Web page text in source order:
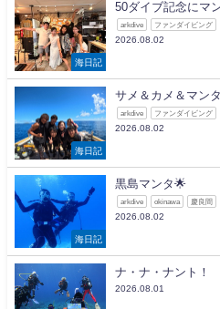
海日記
50ダイブ記念にマ
arkdive ファンダイビング
2026.08.02
海日記
サメ＆カメ＆マン
arkdive ファンダイビング
2026.08.02
海日記
黒島マンタ🌟
arkdive okinawa 慶良間
2026.08.02
ナ・ナ・ナント！
2026.08.01